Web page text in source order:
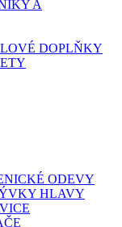
A
DOPLŇKY
ODEVY
HLAVY